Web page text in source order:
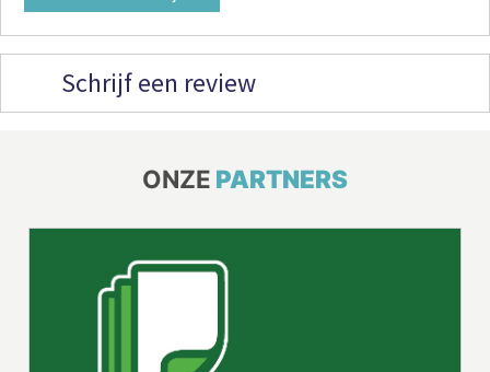
Schrijf een review
ONZE PARTNERS